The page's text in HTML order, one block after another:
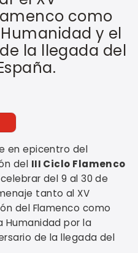
como
y el
la llegada del
en epicentro del
del III Ciclo Flamenco
del 9 al 30 de
tanto al XV
del Flamenco como
Humanidad por la
de la llegada del